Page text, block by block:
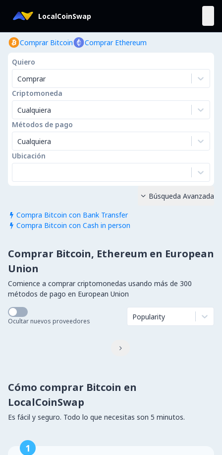
LocalCoinSwap
Comprar Bitcoin Comprar Ethereum
Quiero
Comprar
Criptomoneda
Cualquiera
Métodos de pago
Cualquiera
Ubicación
 Compra Bitcoin con Bank Transfer
 Compra Bitcoin con Cash in person
 Búsqueda Avanzada
Comprar Bitcoin, Ethereum en European
Union
Comience a comprar criptomonedas usando más de 300
métodos de pago en European Union
Ocultar nuevos proveedores Popularity

Cómo comprar Bitcoin en
LocalCoinSwap
Es fácil y seguro. Todo lo que necesitas son 5 minutos.
1